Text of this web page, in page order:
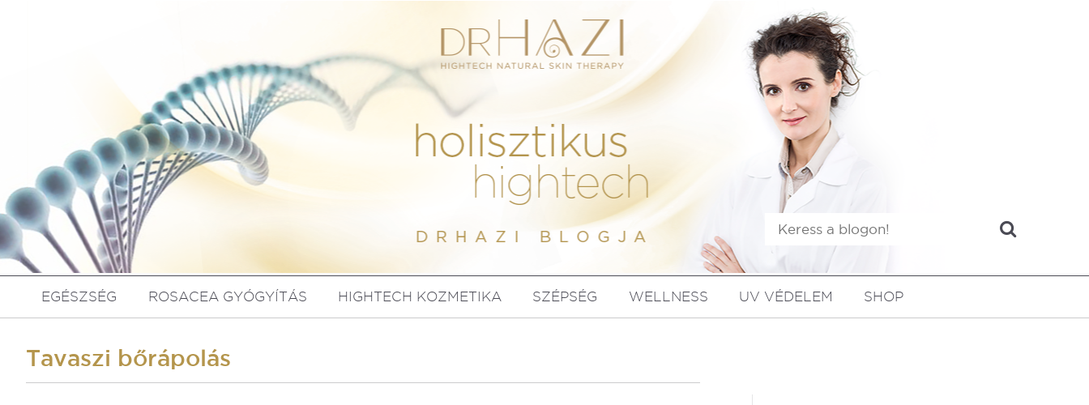
EGÉSZSÉG ROSACEA GYÓGYÍTÁS HIGHTECH KOZMETIKA SZÉPSÉG WELLNESS UV VÉDELEM SHOP
Tavaszi bőrápolás